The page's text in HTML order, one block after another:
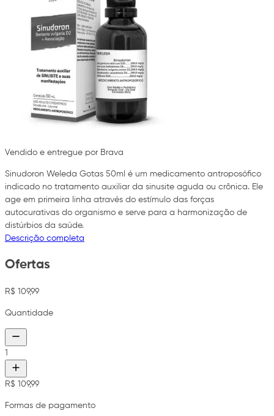
Vendido e entregue por Brava
Sinudoron Weleda Gotas 50ml é um medicamento antroposófico
indicado no tratamento auxiliar da sinusite aguda ou crônica. Ele
age em primeira linha através do estímulo das forças
autocurativas do organismo e serve para a harmonização de
distúrbios da saúde.
Descrição completa
Ofertas
R$ 109,99
Quantidade
1
R$ 109,99
Formas de pagamento